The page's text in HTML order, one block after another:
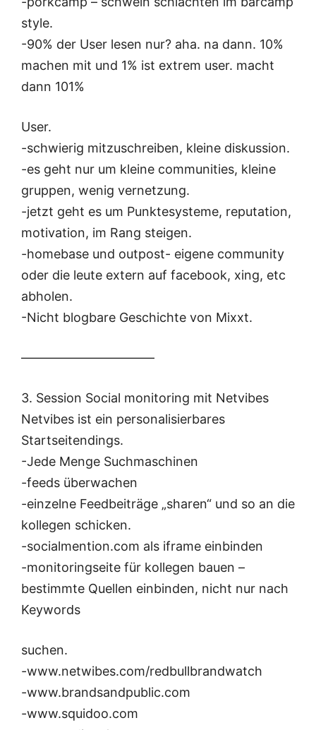
style.
-90% der User lesen nur? aha. na dann. 10%
machen mit und 1% ist extrem user. macht
dann 101%
User.
-schwierig mitzuschreiben, kleine diskussion.
-es geht nur um kleine communities, kleine
gruppen, wenig vernetzung.
-jetzt geht es um Punktesysteme, reputation,
motivation, im Rang steigen.
-homebase und outpost- eigene community
oder die leute extern auf facebook, xing, etc
abholen.
-Nicht blogbare Geschichte von Mixxt.
——————————–
3. Session Social monitoring mit Netvibes
Netvibes ist ein personalisierbares
Startseitendings.
-Jede Menge Suchmaschinen
-feeds überwachen
-einzelne Feedbeiträge „sharen“ und so an die
kollegen schicken.
-socialmention.com als iframe einbinden
-monitoringseite für kollegen bauen –
bestimmte Quellen einbinden, nicht nur nach
Keywords
suchen.
-www.netwibes.com/redbullbrandwatch
-www.brandsandpublic.com
-www.squidoo.com